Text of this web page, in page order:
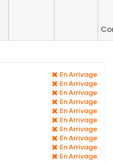
En Arrivage
En Arrivage
En Arrivage
En Arrivage
En Arrivage
En Arrivage
En Arrivage
En Arrivage
En Arrivage
En Arrivage